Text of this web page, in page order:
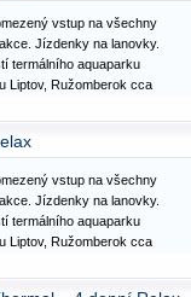
vstup na všechny
Jízdenky na lanovky.
termálního aquaparku
Liptov, Ružomberok cca
Kvačianská dolina.
hosté mohou…
vstup na všechny
Jízdenky na lanovky.
termálního aquaparku
Liptov, Ružomberok cca
Kvačianská dolina.